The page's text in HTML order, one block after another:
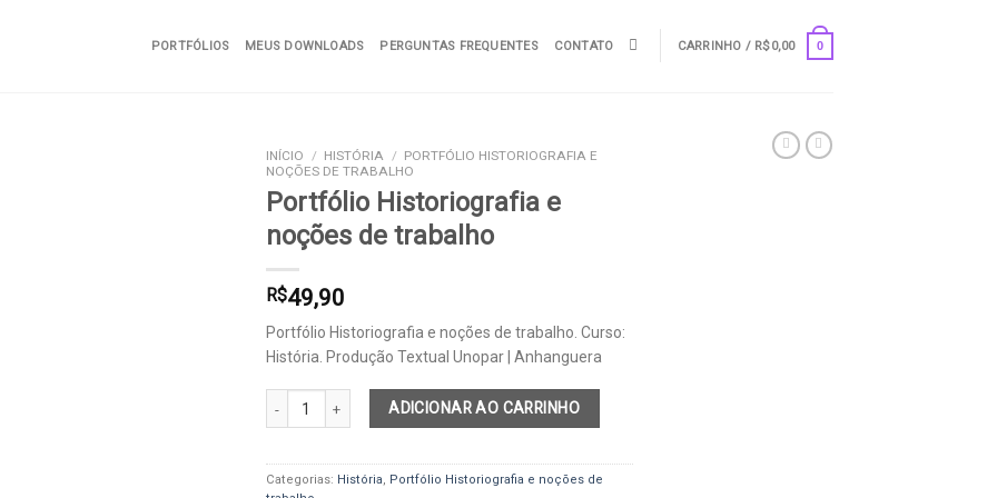
PORTFÓLIOS MEUS DOWNLOADS PERGUNTAS FREQUENTES CONTATO CARRINHO / R$0,00 0
INÍCIO / HISTÓRIA / PORTFÓLIO HISTORIOGRAFIA E
NOÇÕES DE TRABALHO
Portfólio Historiografia e
noções de trabalho
R$49,90
Portfólio Historiografia e noções de trabalho. Curso:
História. Produção Textual Unopar | Anhanguera
Portfólio Historiografia e noções de trabalho quantidade
ADICIONAR AO CARRINHO
Categorias: História, Portfólio Historiografia e noções de